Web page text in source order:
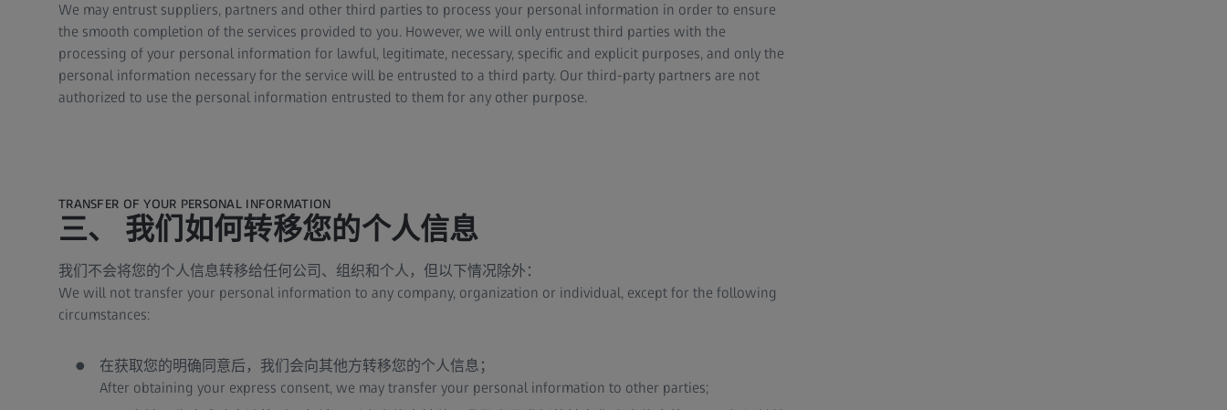
We may entrust suppliers, partners and other third parties to process your personal information in order to ensure
the smooth completion of the services provided to you. However, we will only entrust third parties with the
processing of your personal information for lawful, legitimate, necessary, specific and explicit purposes, and only the
personal information necessary for the service will be entrusted to a third party. Our third-party partners are not
authorized to use the personal information entrusted to them for any other purpose.
TRANSFER OF YOUR PERSONAL INFORMATION
三、 我们如何转移您的个人信息
我们不会将您的个人信息转移给任何公司、组织和个人，但以下情况除外：
We will not transfer your personal information to any company, organization or individual, except for the following
circumstances:
在获取您的明确同意后，我们会向其他方转移您的个人信息；
After obtaining your express consent, we may transfer your personal information to other parties;